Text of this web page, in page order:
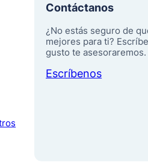
Contáctanos
¿No estás seguro de
mejores para ti?
gusto te asesoraremos.
Escríbenos